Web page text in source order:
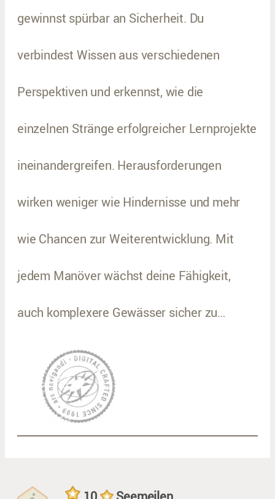
gewinnst spürbar an Sicherheit. Du
verbindest Wissen aus verschiedenen
Perspektiven und erkennst, wie die
einzelnen Stränge erfolgreicher Lernprojekte
ineinandergreifen. Herausforderungen
wirken weniger wie Hindernisse und mehr
wie Chancen zur Weiterentwicklung. Mit
jedem Manöver wächst deine Fähigkeit,
auch komplexere Gewässer sicher zu…